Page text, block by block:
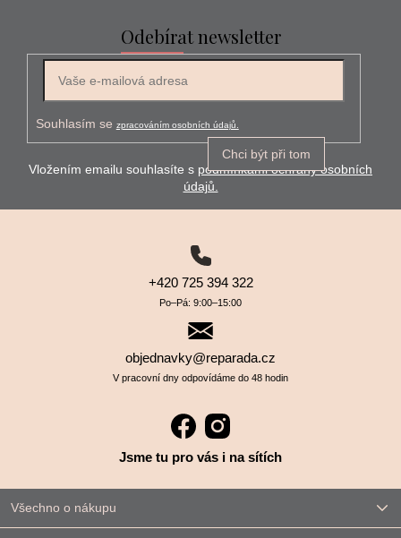
Odebírat newsletter
Souhlasím se zpracováním osobních údajů.
Chci být při tom
Vložením emailu souhlasíte s podmínkami ochrany osobních
údajů.
+420 725 394 322
Po–⁠⁠⁠⁠⁠⁠Pá: 9:00–⁠⁠⁠⁠⁠⁠15:00
objednavky@reparada.cz
V pracovní dny odpovídáme do 48 hodin
Jsme tu pro vás i na sítích
Všechno o nákupu